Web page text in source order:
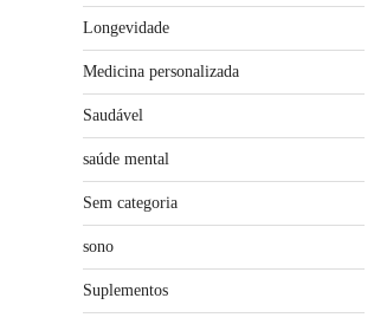
Longevidade
Medicina personalizada
Saudável
saúde mental
Sem categoria
sono
Suplementos